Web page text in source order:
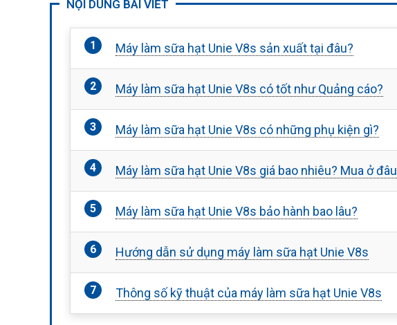
NỘI DUNG BÀI VIẾT
Máy làm sữa hạt Unie V8s sản xuất tại đâu?
Máy làm sữa hạt Unie V8s có tốt như Quảng cáo?
Máy làm sữa hạt Unie V8s có những phụ kiện gì?
Máy làm sữa hạt Unie V8s giá bao nhiêu? Mua ở đâu
Máy làm sữa hạt Unie V8s bảo hành bao lâu?
Hướng dẫn sử dụng máy làm sữa hạt Unie V8s
Thông số kỹ thuật của máy làm sữa hạt Unie V8s